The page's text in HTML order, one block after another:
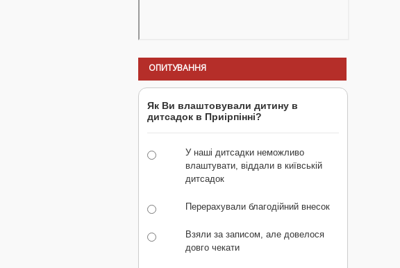
ОПИТУВАННЯ
Як Ви влаштовували дитину в
дитсадок в Приірпінні?
У наші дитсадки неможливо
влаштувати, віддали в київській
дитсадок
Перерахували благодійний внесок
Взяли за записом, але довелося
довго чекати